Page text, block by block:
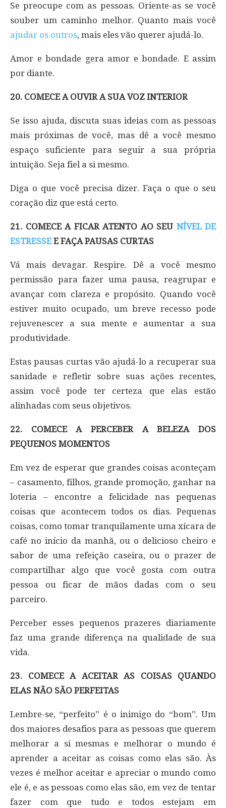
Se preocupe com as pessoas. Oriente-as se você
souber um caminho melhor. Quanto mais você
ajudar os outros, mais eles vão querer ajudá-lo.
Amor e bondade gera amor e bondade. E assim
por diante.
20. COMECE A OUVIR A SUA VOZ INTERIOR
Se isso ajuda, discuta suas ideias com as pessoas
mais próximas de você, mas dê a você mesmo
espaço suficiente para seguir a sua própria
intuição. Seja fiel a si mesmo.
Diga o que você precisa dizer. Faça o que o seu
coração diz que está certo.
21. COMECE A FICAR ATENTO AO SEU NÍVEL DE
ESTRESSEE FAÇA PAUSAS CURTAS
Vá mais devagar. Respire. Dê a você mesmo
permissão para fazer uma pausa, reagrupar e
avançar com clareza e propósito. Quando você
estiver muito ocupado, um breve recesso pode
rejuvenescer a sua mente e aumentar a sua
produtividade.
Estas pausas curtas vão ajudá-lo a recuperar sua
sanidade e refletir sobre suas ações recentes,
assim você pode ter certeza que elas estão
alinhadas com seus objetivos.
22. COMECE A PERCEBER A BELEZA DOS
PEQUENOS MOMENTOS
Em vez de esperar que grandes coisas aconteçam
– casamento, filhos, grande promoção, ganhar na
loteria – encontre a felicidade nas pequenas
coisas que acontecem todos os dias. Pequenas
coisas, como tomar tranquilamente uma xícara de
café no início da manhã, ou o delicioso cheiro e
sabor de uma refeição caseira, ou o prazer de
compartilhar algo que você gosta com outra
pessoa ou ficar de mãos dadas com o seu
parceiro.
Perceber esses pequenos prazeres diariamente
faz uma grande diferença na qualidade de sua
vida.
23. COMECE A ACEITAR AS COISAS QUANDO
ELAS NÃO SÃO PERFEITAS
Lembre-se, “perfeito” é o inimigo do “bom”. Um
dos maiores desafios para as pessoas que querem
melhorar a si mesmas e melhorar o mundo é
aprender a aceitar as coisas como elas são. Às
vezes é melhor aceitar e apreciar o mundo como
ele é, e as pessoas como elas são, em vez de tentar
fazer com que tudo e todos estejam em